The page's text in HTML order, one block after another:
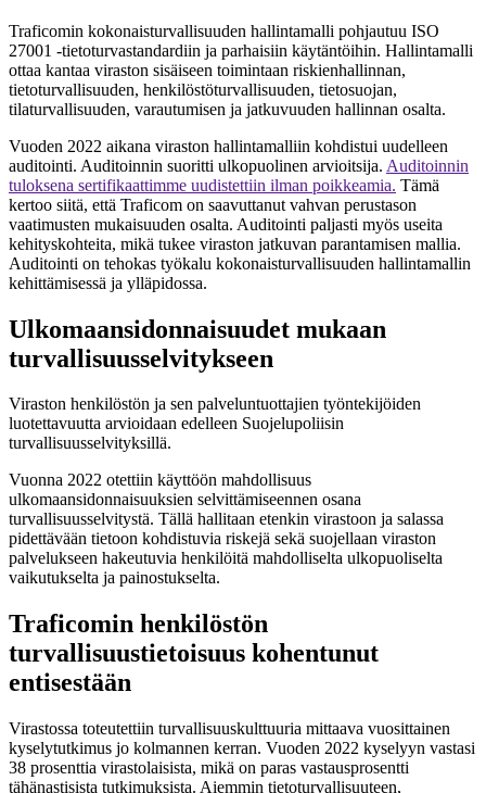
Traficomin kokonaisturvallisuuden hallintamalli pohjautuu ISO
27001 -tietoturvastandardiin ja parhaisiin käytäntöihin. Hallintamalli
ottaa kantaa viraston sisäiseen toimintaan riskienhallinnan,
tietoturvallisuuden, henkilöstöturvallisuuden, tietosuojan,
tilaturvallisuuden, varautumisen ja jatkuvuuden hallinnan osalta.
Vuoden 2022 aikana viraston hallintamalliin kohdistui uudelleen
auditointi. Auditoinnin suoritti ulkopuolinen arvioitsija. Auditoinnin
tuloksena sertifikaattimme uudistettiin ilman poikkeamia. Tämä
kertoo siitä, että Traficom on saavuttanut vahvan perustason
vaatimusten mukaisuuden osalta. Auditointi paljasti myös useita
kehityskohteita, mikä tukee viraston jatkuvan parantamisen mallia.
Auditointi on tehokas työkalu kokonaisturvallisuuden hallintamallin
kehittämisessä ja ylläpidossa.
Ulkomaansidonnaisuudet mukaan
turvallisuusselvitykseen
Viraston henkilöstön ja sen palveluntuottajien työntekijöiden
luotettavuutta arvioidaan edelleen Suojelupoliisin
turvallisuusselvityksillä.
Vuonna 2022 otettiin käyttöön mahdollisuus
ulkomaansidonnaisuuksien selvittämiseennen osana
turvallisuusselvitystä. Tällä hallitaan etenkin virastoon ja salassa
pidettävään tietoon kohdistuvia riskejä sekä suojellaan viraston
palvelukseen hakeutuvia henkilöitä mahdolliselta ulkopuoliselta
vaikutukselta ja painostukselta.
Traficomin henkilöstön
turvallisuustietoisuus kohentunut
entisestään
Virastossa toteutettiin turvallisuuskulttuuria mittaava vuosittainen
kyselytutkimus jo kolmannen kerran. Vuoden 2022 kyselyyn vastasi
38 prosenttia virastolaisista, mikä on paras vastausprosentti
tähänastisista tutkimuksista. Aiemmin tietoturvallisuuteen,